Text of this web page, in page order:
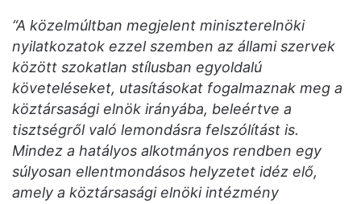
“A közelmúltban megjelent miniszterelnöki
nyilatkozatok ezzel szemben az állami szervek
között szokatlan stílusban egyoldalú
követeléseket, utasításokat fogalmaznak meg a
köztársasági elnök irányába, beleértve a
tisztségről való lemondásra felszólítást is.
Mindez a hatályos alkotmányos rendben egy
súlyosan ellentmondásos helyzetet idéz elő,
amely a köztársasági elnöki intézmény